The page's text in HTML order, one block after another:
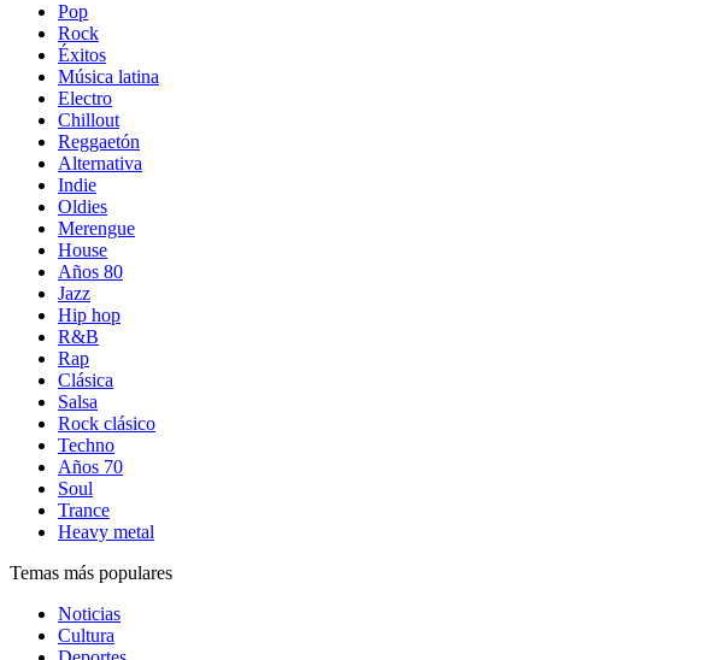
Pop
Rock
Éxitos
Música latina
Electro
Chillout
Reggaetón
Alternativa
Indie
Oldies
Merengue
House
Años 80
Jazz
Hip hop
R&B
Rap
Clásica
Salsa
Rock clásico
Techno
Años 70
Soul
Trance
Heavy metal
Temas más populares
Noticias
Cultura